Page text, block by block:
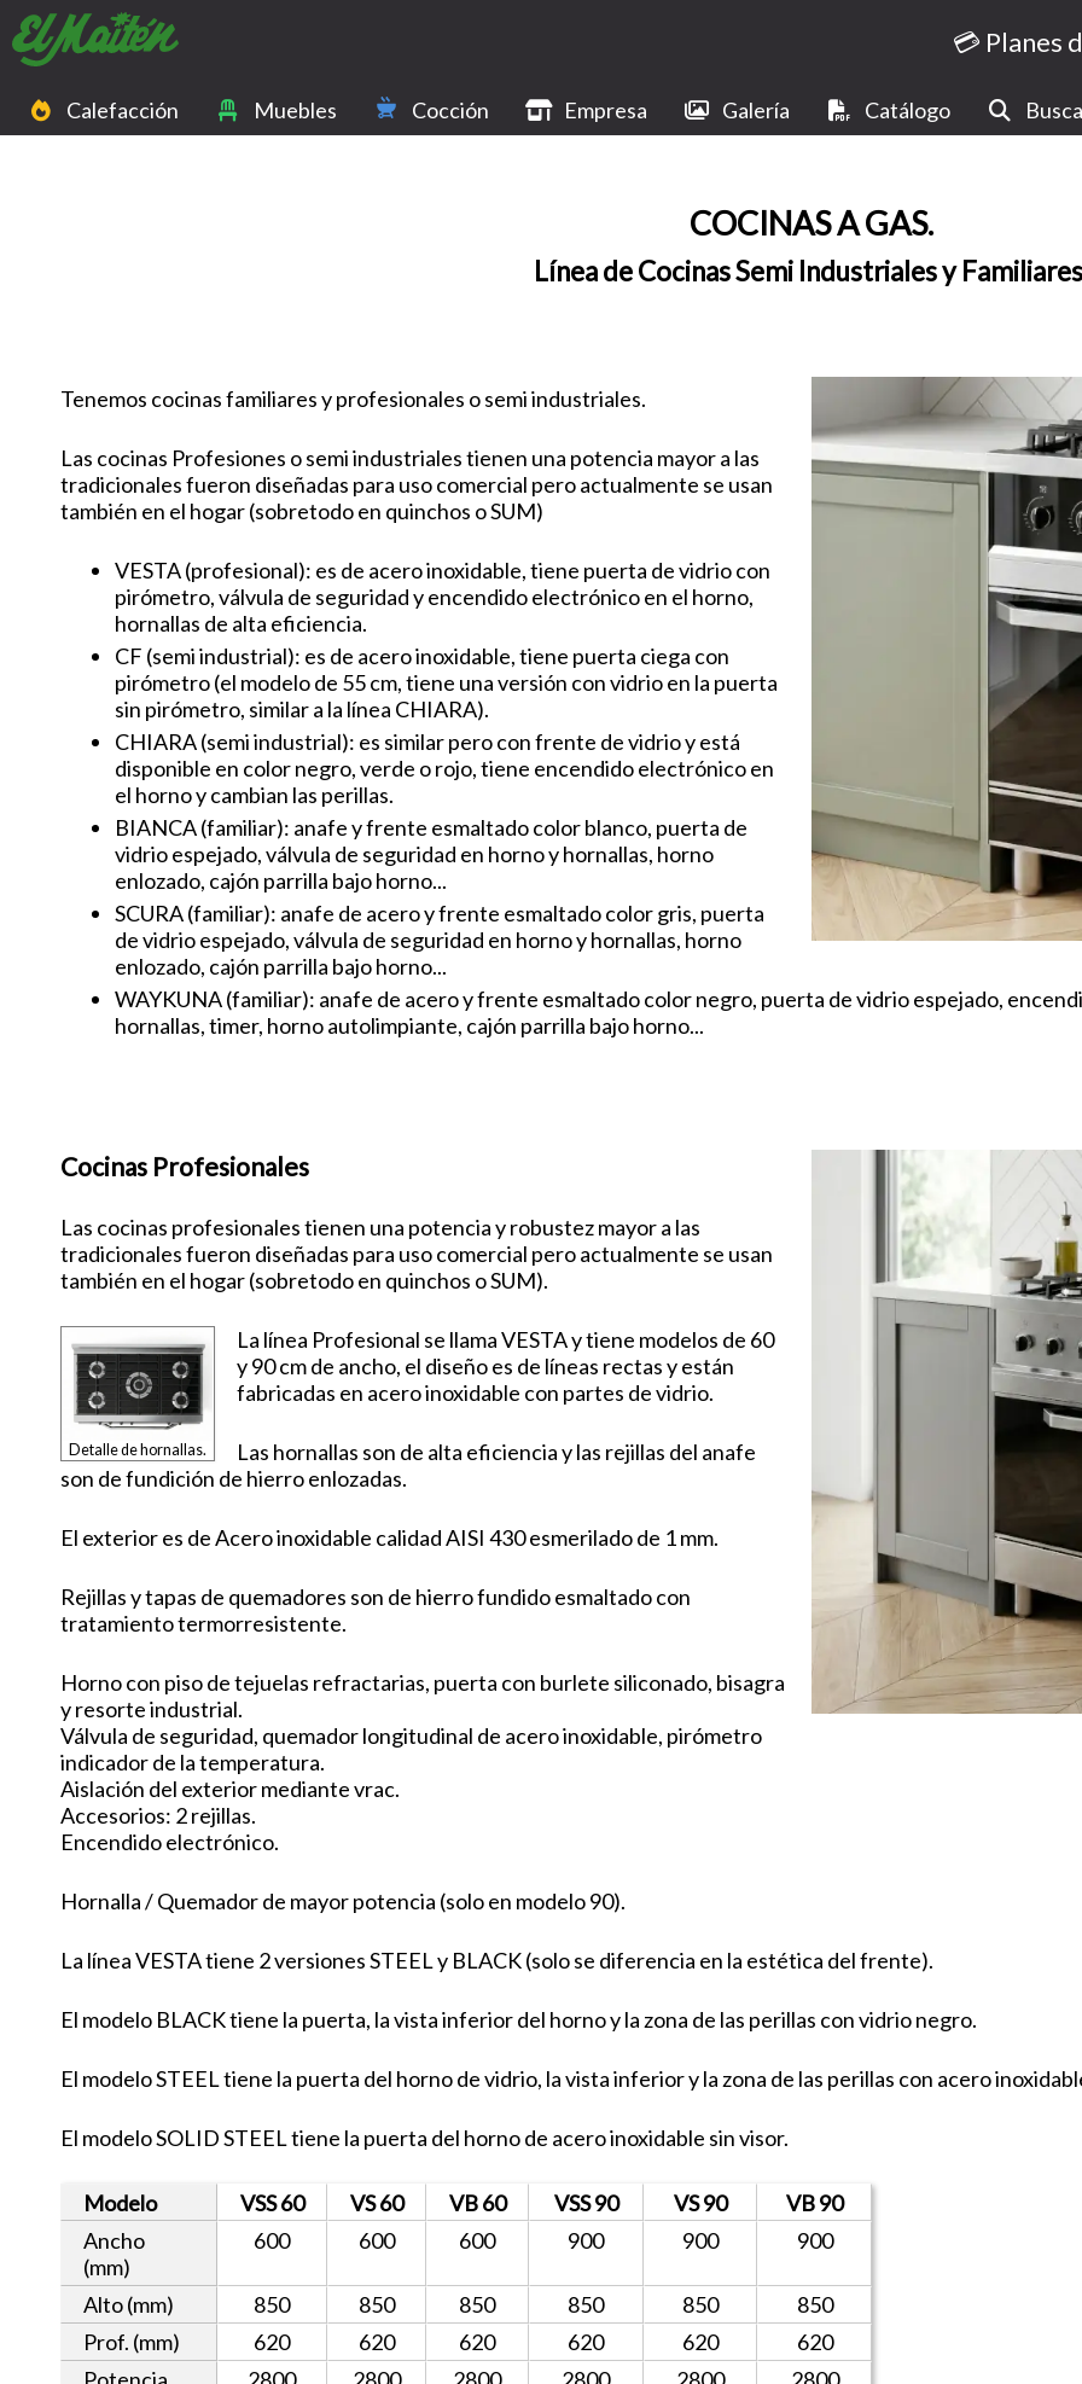
💳 Planes
Calefacción Muebles Cocción Empresa Galería Catálogo
COCINAS A GAS.
Línea de Cocinas Semi Industriales y
Tenemos cocinas familiares y profesionales o semi industriales.
Las cocinas Profesiones o semi industriales tienen una potencia mayor a las
tradicionales fueron diseñadas para uso comercial pero actualmente se usan
también en el hogar (sobretodo en quinchos o SUM)
VESTA (profesional): es de acero inoxidable, tiene puerta de vidrio con
pirómetro, válvula de seguridad y encendido electrónico en el horno,
hornallas de alta eficiencia.
CF (semi industrial): es de acero inoxidable, tiene puerta ciega con
pirómetro (el modelo de 55 cm, tiene una versión con vidrio en la puerta
sin pirómetro, similar a la línea CHIARA).
CHIARA (semi industrial): es similar pero con frente de vidrio y está
disponible en color negro, verde o rojo, tiene encendido electrónico en
el horno y cambian las perillas.
BIANCA (familiar): anafe y frente esmaltado color blanco, puerta de
vidrio espejado, válvula de seguridad en horno y hornallas, horno
enlozado, cajón parrilla bajo horno...
SCURA (familiar): anafe de acero y frente esmaltado color gris, puerta
de vidrio espejado, válvula de seguridad en horno y hornallas, horno
enlozado, cajón parrilla bajo horno...
WAYKUNA (familiar): anafe de acero y frente esmaltado color negro, puerta de vidrio espejado,
hornallas, timer, horno autolimpiante, cajón parrilla bajo horno...
Cocinas Profesionales
Las cocinas profesionales tienen una potencia y robustez mayor a las
tradicionales fueron diseñadas para uso comercial pero actualmente se usan
también en el hogar (sobretodo en quinchos o SUM).
Detalle de hornallas.
La línea Profesional se llama VESTA y tiene modelos de 60
y 90 cm de ancho, el diseño es de líneas rectas y están
fabricadas en acero inoxidable con partes de vidrio.
Las hornallas son de alta eficiencia y las rejillas del anafe
son de fundición de hierro enlozadas.
El exterior es de Acero inoxidable calidad AISI 430 esmerilado de 1 mm.
Rejillas y tapas de quemadores son de hierro fundido esmaltado con
tratamiento termorresistente.
Horno con piso de tejuelas refractarias, puerta con burlete siliconado, bisagra
y resorte industrial.
Válvula de seguridad, quemador longitudinal de acero inoxidable, pirómetro
indicador de la temperatura.
Aislación del exterior mediante vrac.
Accesorios: 2 rejillas.
Encendido electrónico.
Hornalla / Quemador de mayor potencia (solo en modelo 90).
La línea VESTA tiene 2 versiones STEEL y BLACK (solo se diferencia en la estética del frente).
El modelo BLACK tiene la puerta, la vista inferior del horno y la zona de las perillas con vidrio negro.
El modelo STEEL tiene la puerta del horno de vidrio, la vista inferior y la zona de las perillas con acero
El modelo SOLID STEEL tiene la puerta del horno de acero inoxidable sin visor.
Modelo VSS 60 VS 60 VB 60 VSS 90 VS 90
VB 90
Ancho
(mm)
600 600 600 900 900 900
Alto (mm) 850 850 850 850 850
850
Prof. (mm)
620 620 620 620 620
620